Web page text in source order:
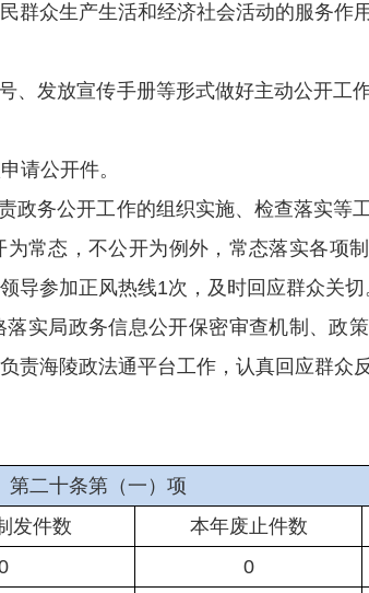
群众生产生活和经济社会活动的服务作用
、发放宣传手册等形式做好主动公开工
请公开件。
政务公开工作的组织实施、检查落实等
常态，不公开为例外，常态落实各项
导参加正风热线1次，及时回应群众关切
实局政务信息公开保密审查机制、政
责海陵政法通平台工作，认真回应群众
第二十条第（一）项
发件数 本年废止件数
0